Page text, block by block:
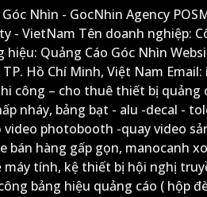
Nhìn - GocNhin Agency
- VietNam Tên doanh nghiệp:
Quảng Cáo Góc Nhìn
Hồ Chí Minh, Việt Nam
công – cho thuê thiết bị quảng
nháy, bảng bạt - alu -decal -
photobooth -quay video
bán hàng gấp gọn, manocanh
tính, kệ thiết bị hội nghị
bảng hiệu quảng cáo ( hộp